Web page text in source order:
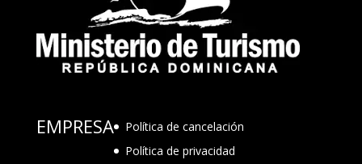
EMPRESA
Política de cancelación
Política de privacidad